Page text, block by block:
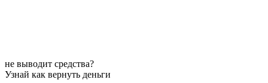
не выводит средства?
Узнай как вернуть деньги